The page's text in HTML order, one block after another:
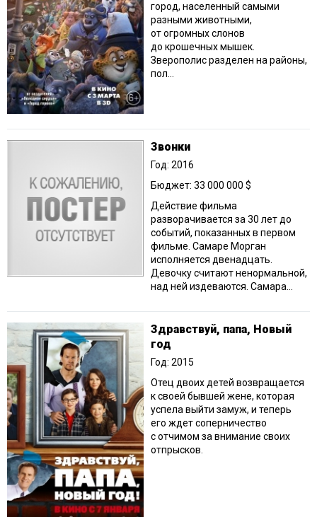
город, населенный самыми
разными животными,
от огромных слонов
до крошечных мышек.
Зверополис разделен на районы,
пол...
Звонки
Год: 2016
Бюджет: 33 000 000 $
Действие фильма
разворачивается за 30 лет до
событий, показанных в первом
фильме. Самаре Морган
исполняется двенадцать.
Девочку считают ненормальной,
над ней издеваются. Самара...
Здравствуй, папа, Новый
год
Год: 2015
Отец двоих детей возвращается
к своей бывшей жене, которая
успела выйти замуж, и теперь
его ждет соперничество
с отчимом за внимание своих
отпрысков.